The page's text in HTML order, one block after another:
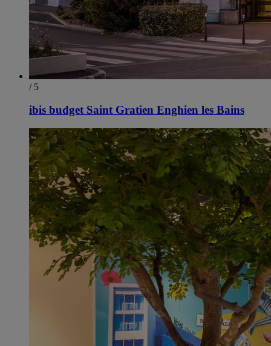
/ 5
ibis budget Saint Gratien Enghien les Bains